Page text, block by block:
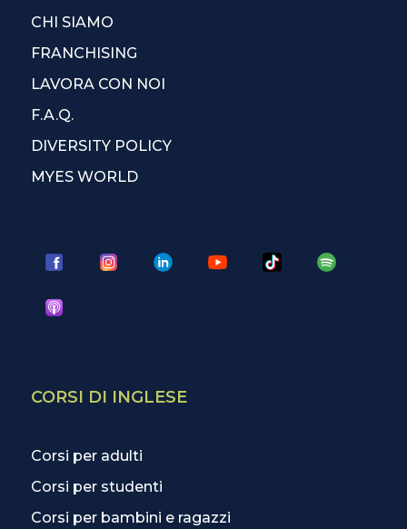
CHI SIAMO
FRANCHISING
LAVORA CON NOI
F.A.Q.
DIVERSITY POLICY
MYES WORLD
CORSI DI INGLESE
Corsi per adulti
Corsi per studenti
Corsi per bambini e ragazzi